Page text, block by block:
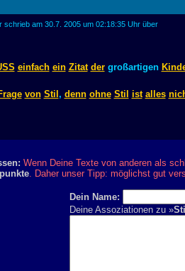
schrieb am 30.7. 2005 um 02:18:35 Uhr über
einfach ein Zitat dergroßartigen
von Stil , denn ohne Stil ist alles
Wenn Deine Texte von anderen als
. Daher unser Tipp: möglichst gut
Dein Name:
Deine Assoziationen zu »